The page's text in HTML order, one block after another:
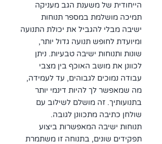
הייחודית של משענת הגב מעניקה
תמיכה מושלמת במספר תנוחות
ישיבה מבלי להגביל את יכולת התנועה
ומיועדת לחופש תנועה גדול יותר,
שונות ותנוחות ישיבה טבעיות. ניתן
לכוונן את מושב האוכף בין מצבי
עבודה נמוכים לגבוהים, עד לעמידה,
מה שמאפשר לך להיות דינמי יותר
בתנועותיך. זה מושלם לשילוב עם
שולחן כתיבה מתכוונן לגובה.
תנוחות ישיבה המאפשרות ביצוע
תפקידים שונים, בתנוחה זו משתמרת